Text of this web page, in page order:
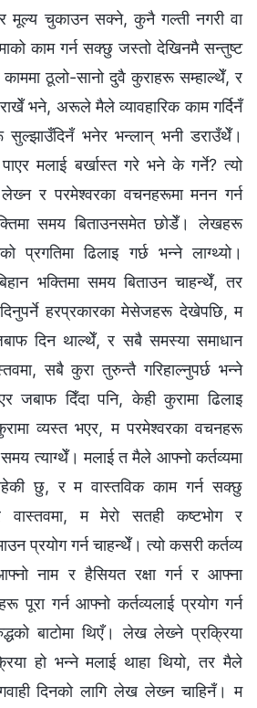
र मूल्य चुकाउन सक्‍ने, कुनै गल्ती नगरी वा
काम गर्न सक्छु जस्तो देखिनमै सन्तुष्ट
ठूलो-सानो दुवै कुराहरू सम्‍हाल्थेँ, र
भने, अरूले मैले व्यावहारिक काम गर्दिनँ
सुल्झाउँदिनँ भनेर भन्लान् भनी डराउँथेँ।
मलाई बर्खास्त गरे भने के गर्ने? त्यो
र परमेश्‍वरका वचनहरूमा मनन गर्न
समय बिताउनसमेत छोडेँ। लेखहरू
प्रगतिमा ढिलाइ गर्छ भन्‍ने लाग्थ्यो।
भक्तिमा समय बिताउन चाहन्थेँ, तर
हरप्रकारका मेसेजहरू देखेपछि, म
दिन थाल्थेँ, र सबै समस्या समाधान
सबै कुरा तुरुन्तै गरिहाल्‍नुपर्छ भन्‍ने
जबाफ दिँदा पनि, केही कुरामा ढिलाइ
व्यस्त भएर, म परमेश्‍वरका वचनहरू
त्याग्थेँ। मलाई त मैले आफ्‍नो कर्तव्यमा
छु, र म वास्तविक काम गर्न सक्छु
वास्तवमा, म मेरो सतही कष्टभोग र
प्रयोग गर्न चाहन्थेँ। त्यो कसरी कर्तव्य
नाम र हैसियत रक्षा गर्न र आफ्‍ना
पूरा गर्न आफ्‍नो कर्तव्यलाई प्रयोग गर्न
बाटोमा थिएँ। लेख लेख्‍ने प्रक्रिया
हो भन्‍ने मलाई थाहा थियो, तर मैले
दिनको लागि लेख लेख्‍न चाहिनँ। म